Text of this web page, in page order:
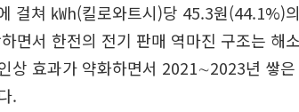
걸쳐 ㎾h(킬로와트시)당 45.3원(44.1%)
면서 한전의 전기 판매 역마진 구조는 해
상 효과가 약화하면서 2021∼2023년 쌓
.